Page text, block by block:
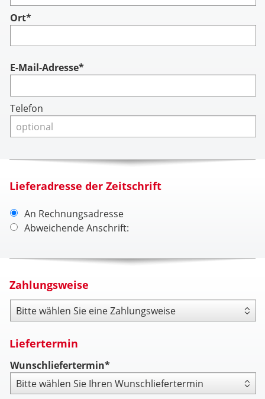
Ort*
Account
E-Mail-Adresse*
Telefon
Lieferadresse der Zeitschrift
An Rechnungsadresse
Abweichende Anschrift:
Zahlungsweise
Zahlungsweise
Liefertermin
Wunschliefertermin*